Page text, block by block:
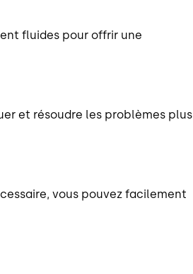
fluides pour offrir une
et résoudre les problèmes plus
vous pouvez facilement